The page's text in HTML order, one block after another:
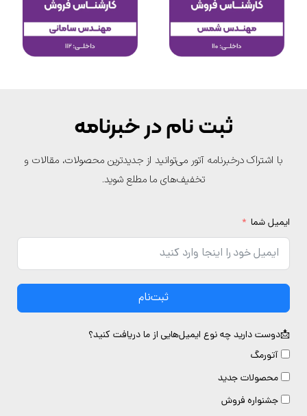
ثبت نام در خبرنامه
با اشتراک درخبرنامه آتور می‌توانید از جدیدترین محصولات، مقالات و
تخفیف‌های ما مطلع شوید.
شما
ثبت‌نام
دارید چه نوع ایمیل‌هایی از ما دریافت کنید؟
آتورمگ
محصولات جدید
جشنواره فروش